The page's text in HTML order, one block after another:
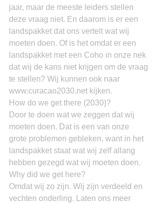
jaar, maar de meeste leiders stellen
deze vraag niet. En daarom is er een
landspakket dat ons vertelt wat wij
moeten doen. Of is het omdat er een
landspakket met een Coho in onze nek
dat wij de kans niet krijgen om de vraag
te stellen? Wij kunnen ook naar
www.curacao2030.net kijken.
How do we get there (2030)?
Door te doen wat we zeggen dat wij
moeten doen. Dat is een van onze
grote problemen gebleken, want in het
landspakket staat wat wij zelf allang
hebben gezegd wat wij moeten doen.
Why did we get here?
Omdat wij zo zijn. Wij zijn verdeeld en
vechten onderling. Laten ons meer